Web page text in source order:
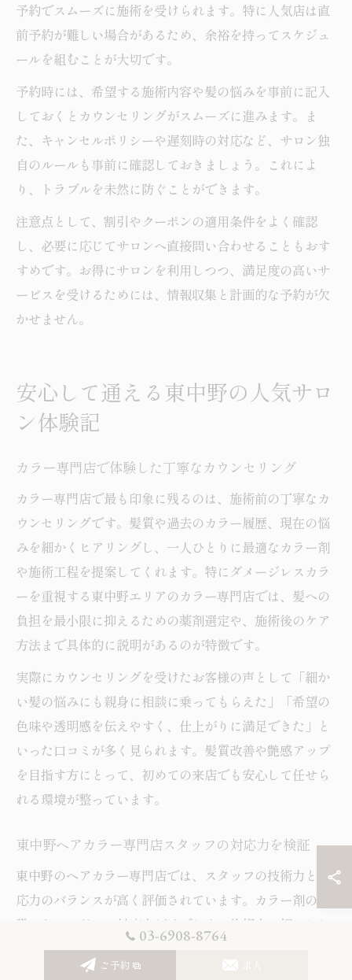
予約でスムーズに施術を受けられます。特に人気店は直
前予約が難しい場合があるため、余裕を持ってスケジュ
ールを組むことが大切です。
予約時には、希望する施術内容や髪の悩みを事前に記入
しておくとカウンセリングがスムーズに進みます。ま
た、キャンセルポリシーや遅刻時の対応など、サロン独
自のルールも事前に確認しておきましょう。これによ
り、トラブルを未然に防ぐことができます。
注意点として、割引やクーポンの適用条件をよく確認
し、必要に応じてサロンへ直接問い合わせることもおす
すめです。お得にサロンを利用しつつ、満足度の高いサ
ービスを受けるためには、情報収集と計画的な予約が欠
かせません。
安心して通える東中野の人気サロ
ン体験記
カラー専門店で体験した丁寧なカウンセリング
カラー専門店で最も印象に残るのは、施術前の丁寧なカ
ウンセリングです。髪質や過去のカラー履歴、現在の悩
みを細かくヒアリングし、一人ひとりに最適なカラー剤
や施術工程を提案してくれます。特にダメージレスカラ
ーを重視する東中野エリアのカラー専門店では、髪への
負担を最小限に抑えるための薬剤選定や、施術後のケア
方法まで具体的に説明があるのが特徴です。
実際にカウンセリングを受けたお客様の声として「細か
い髪の悩みにも親身に相談に乗ってもらえた」「希望の
色味や透明感を伝えやすく、仕上がりに満足できた」と
いった口コミが多く見られます。髪質改善や艶感アップ
を目指す方にとって、初めての来店でも安心して任せら
れる環境が整っています。
東中野ヘアカラー専門店スタッフの対応力を検証
東中野のヘアカラー専門店では、スタッフの技術力と対
応力のバランスが高く評価されています。カラー剤の知
識やトレンドへの対応力だけでなく、施術中の細やかな
気配りや接客態度にも定評があります。たとえば、頭皮
の状態やダメージが気になる場合も、状況に応じた施術
03-6908-8764
ご予約